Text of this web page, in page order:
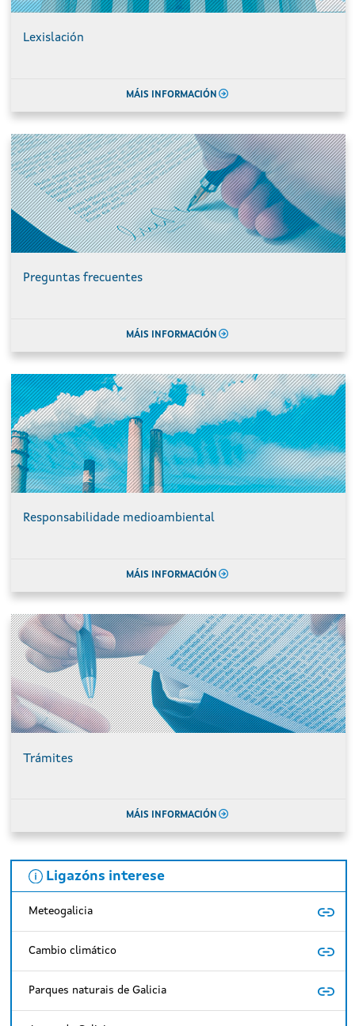
Lexislación
MÁIS INFORMACIÓN
Preguntas frecuentes
MÁIS INFORMACIÓN
Responsabilidade medioambiental
MÁIS INFORMACIÓN
Trámites
MÁIS INFORMACIÓN
Ligazóns interese
Meteogalicia
Cambio climático
Parques naturais de Galicia